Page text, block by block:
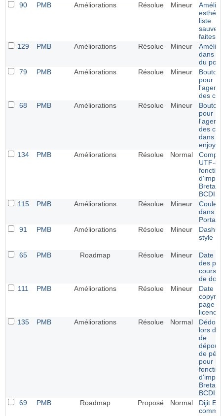
90
PMB Améliorations Résolue Mineur
liste
faites
129
PMB Améliorations Résolue Mineur
dans
du
79
PMB Améliorations Résolue Mineur
pour
des
68
PMB Améliorations Résolue Mineur
pour
des
dans
enjoy
134
PMB Améliorations Résolue Normal
UTF-8
BCDI
115
PMB Améliorations Résolue Mineur
dans
Portail
91
PMB Améliorations Résolue Mineur
style
65 PMB Roadmap Résolue Mineur
Date
des
cours
de
111
PMB Améliorations Résolue Mineur
Date
page
licence
135
PMB Améliorations Résolue Normal
lors
de
de
pour
BCDI
69
PMB Roadmap Proposé Normal
Dijit